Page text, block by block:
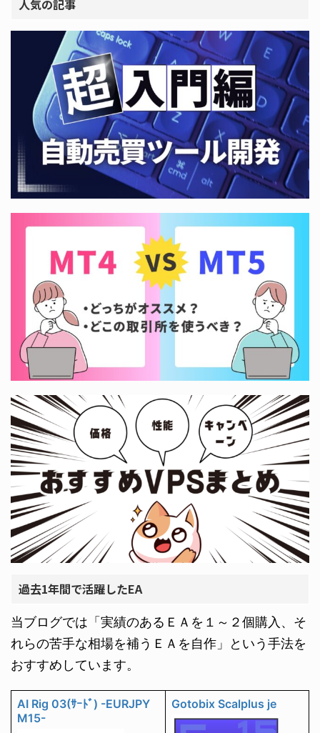
人気の記事
過去1年間で活躍したEA
当ブログでは「実績のあるＥＡを１～２個購入、そ
れらの苦手な相場を補うＥＡを自作」という手法を
おすすめしています。
AI Rig 03(ｻｰﾄﾞ) -EURJPY
M15-
Gotobix Scalplus je